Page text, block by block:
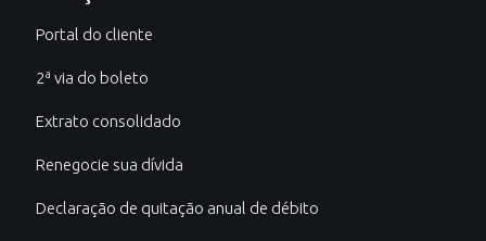
Portal do cliente
2ª via do boleto
Extrato consolidado
Renegocie sua dívida
Declaração de quitação anual de débito